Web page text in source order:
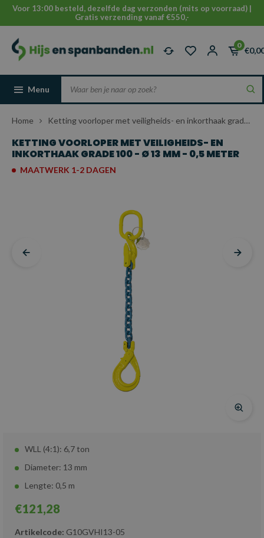
Voor 13:00 besteld, dezelfde dag verzonden (mits op voorraad) |
Gratis verzending vanaf €550,-
0
Menu
Home Ketting voorloper met veiligheids- en inkorthaak grade 100 - Ø 13 mm - 0,5 meter
KETTING VOORLOPER MET VEILIGHEIDS- EN
INKORTHAAK GRADE 100 - Ø 13 MM - 0,5 METER
MAATWERK 1-2 DAGEN
WLL (4:1): 6,7 ton
Diameter: 13 mm
Lengte: 0,5 m
€121,28
Artikelcode: G10GVHI13-05